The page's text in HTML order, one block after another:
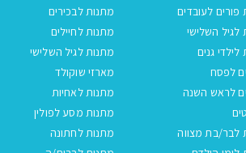
פורים לעובדים
מתנות לבכירים
לגיל השלישי
מתנות לחיילים
גנים
מתנות לגיל השלישי
לפסח
מארזי שוקולד
לראש השנה
מתנות לאחיות
מתנות מסע לפולין
לבר/בת מצווה
מתנות לחתונה